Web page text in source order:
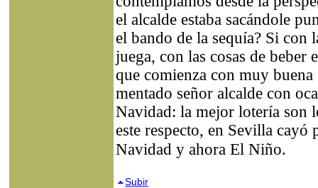
el alcalde estaba sacándole
el bando de la sequía? Si con
juega, con las cosas de beber
que comienza con muy
mentado señor alcalde con
Navidad: la mejor lotería son
este respecto, en Sevilla
Navidad y ahora El Niño.
Subir